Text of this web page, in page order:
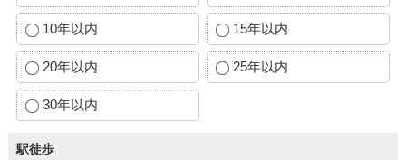
10年以内 15年以内
20年以内 25年以内
30年以内
駅徒歩